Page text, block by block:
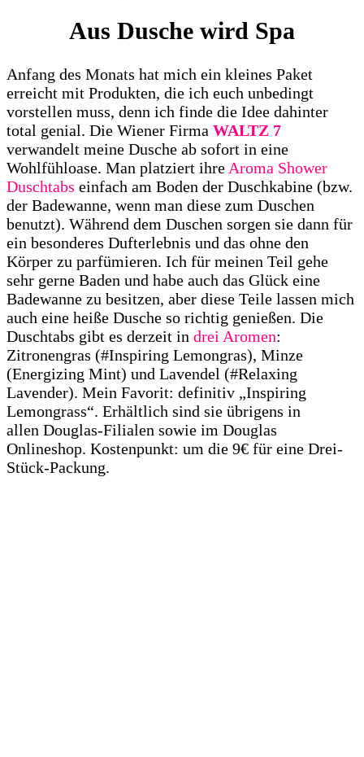
Aus Dusche wird Spa
Anfang des Monats hat mich ein kleines Paket
erreicht mit Produkten, die ich euch unbedingt
vorstellen muss, denn ich finde die Idee dahinter
total genial. Die Wiener Firma WALTZ 7
verwandelt meine Dusche ab sofort in eine
Wohlfühloase. Man platziert ihre Aroma Shower
Duschtabs einfach am Boden der Duschkabine (bzw.
der Badewanne, wenn man diese zum Duschen
benutzt). Während dem Duschen sorgen sie dann für
ein besonderes Dufterlebnis und das ohne den
Körper zu parfümieren. Ich für meinen Teil gehe
sehr gerne Baden und habe auch das Glück eine
Badewanne zu besitzen, aber diese Teile lassen mich
auch eine heiße Dusche so richtig genießen. Die
Duschtabs gibt es derzeit in drei Aromen:
Zitronengras (#Inspiring Lemongras), Minze
(Energizing Mint) und Lavendel (#Relaxing
Lavender). Mein Favorit: definitiv „Inspiring
Lemongrass“. Erhältlich sind sie übrigens in
allen Douglas-Filialen sowie im Douglas
Onlineshop. Kostenpunkt: um die 9€ für eine Drei-
Stück-Packung.